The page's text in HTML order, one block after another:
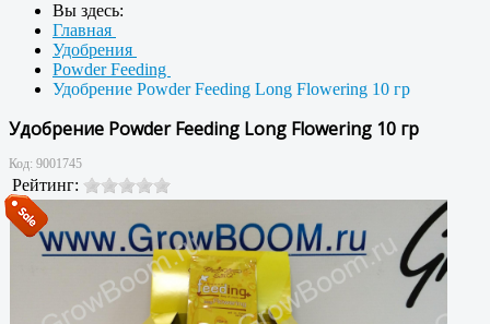
Вы здесь:
Главная
Удобрения
Powder Feeding
Удобрение Powder Feeding Long Flowering 10 гр
Удобрение Powder Feeding Long Flowering 10 гр
Код: 9001745
Рейтинг: